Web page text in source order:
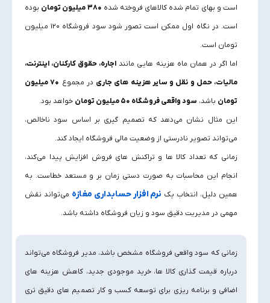
است و بهای تمام شده کالاهای فروخته‌ شده ۳۸۰ میلیون تومان
بوده
است. در نگاه اول ممکن است تصور شود سود فروشگاه ۱۲۰ میلیون
تومان است.
اما اگر در همان ماه هزینه‌ هایی مانند اجاره، حقوق کارکنان، اینترنت،
مالیات، حمل‌ و نقل و سایر هزینه‌ های جاری در مجموع
۷۰ میلیون
تومان باشد، سود واقعی فروشگاه ۵۰ میلیون تومان
خواهد بود.
این مثال نشان می‌دهد که تصمیم‌ گیری بر اساس سود ناخالص،
می‌تواند تصویر نادرستی از وضعیت مالی فروشگاه ایجاد کند.
زمانی که تعداد کالا ها و تراکنش‌ های فروش افزایش پیدا می‌کند،
انجام این محاسبات به‌ صورت دستی زمان‌ بر و مستعد خطاست. به
همین دلیل، انتخاب یک نرم افزار حسابداری مغازه می‌تواند نقش
مهمی در مدیریت دقیق سود و زیان فروشگاه داشته باشد.
زمانی که سود واقعی فروشگاه مشخص باشد، مدیر فروشگاه می‌تواند
درباره قیمت‌ گذاری کالا ها، خرید موجودی جدید، کاهش هزینه‌ های
اضافی و برنامه‌ ریزی برای توسعه کسب‌ و کار تصمیم‌ های دقیق‌ تری